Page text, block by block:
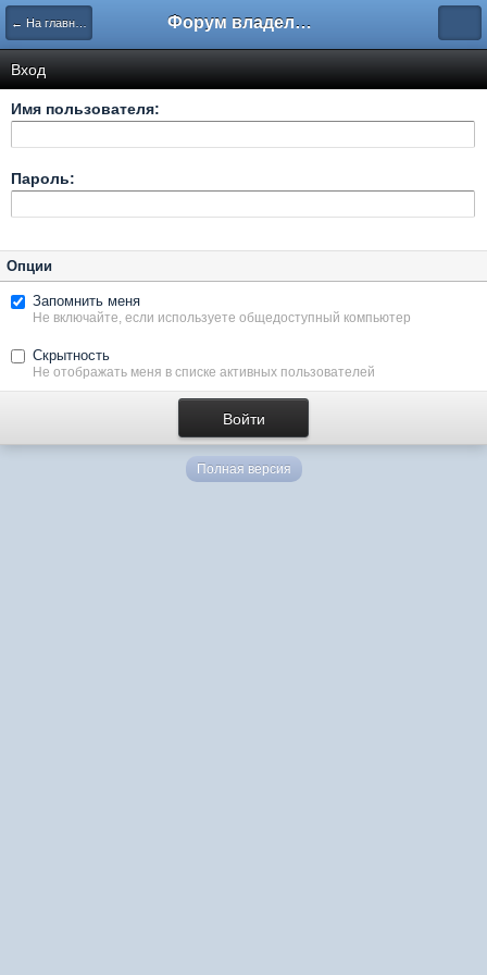
← На главную Форум владельцев интернет-магазинов
Вход
Имя пользователя:
Пароль:
Опции
Запомнить меня
Не включайте, если используете общедоступный компьютер
Скрытность
Не отображать меня в списке активных пользователей
Полная версия